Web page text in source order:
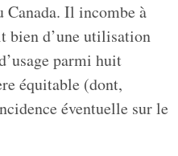
Canada. Il incombe à
bien d’une utilisation
parmi huit
équitable (dont,
éventuelle sur le